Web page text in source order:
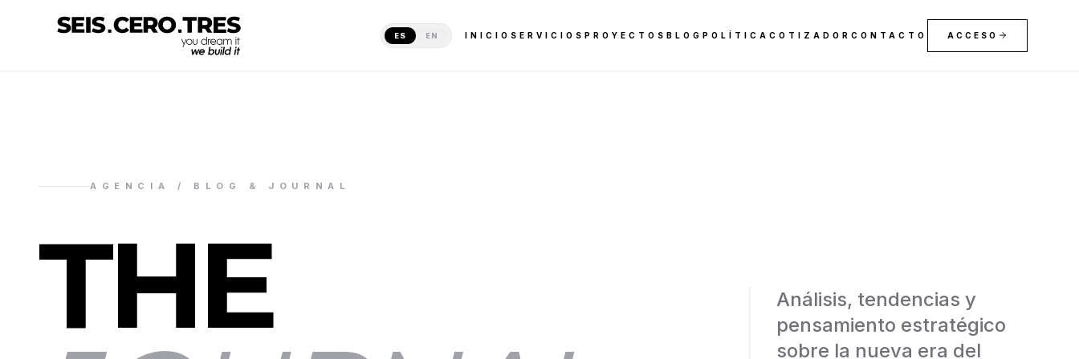
ES EN INICIO SERVICIOS PROYECTOS BLOG POLÍTICA COTIZADOR CONTACTO ACCESO
AGENCIA / BLOG & JOURNAL
THE
Análisis, tendencias y
pensamiento estratégico
sobre la nueva era del